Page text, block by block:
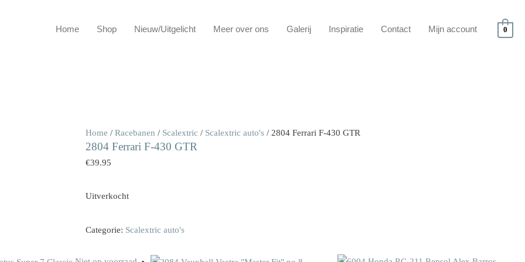
Home Shop Nieuw/Uitgelicht Meer over ons Galerij Inspiratie Contact Mijn account 0
Home / Racebanen / Scalextric / Scalextric auto's/ 2804 Ferrari F-430 GTR
2804 Ferrari F-430 GTR
€39.95
Uitverkocht
Categorie: Scalextric auto's